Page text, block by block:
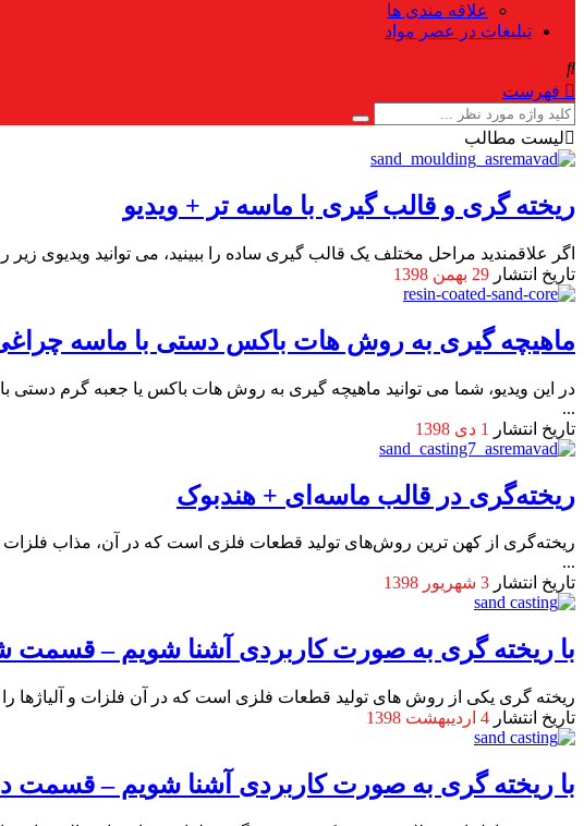
علاقه مندی ها
تبلیغات در عصر مواد
فهرست
لیست مطالب
ریخته گری و قالب گیری با ماسه تر + ویدیو
اگر علاقمندید مراحل مختلف یک قالب گیری ساده را ببینید، می توانید ویدیوی
تاریخ انتشار 29 بهمن 1398
ماهیچه گیری به روش هات باکس دستی با ماسه
در این ویدیو، شما می توانید ماهیچه گیری به روش هات باکس یا جعبه گرم
...
تاریخ انتشار
1 دی 1398
ریخته‌گری در قالب ماسه‌ای + هندبوک
ریخته‌گری از کهن ترین روش‌های تولید قطعات فلزی است که در آن، مذاب فلزات
...
تاریخ انتشار 3 شهریور 1398
با ریخته گری به صورت کاربردی آشنا شویم –
ریخته گری یکی از روش های تولید قطعات فلزی است که در آن فلزات و آلیاژها
تاریخ انتشار 4 اردیبهشت 1398
با ریخته گری به صورت کاربردی آشنا شویم –